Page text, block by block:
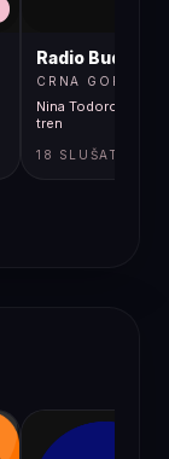
Radio Budva
CRNA GORA
Nina Todorovic -
tren
18 SLUŠATELJA